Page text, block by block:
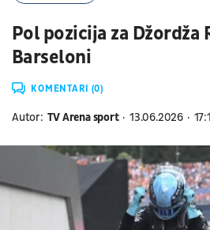
Pol pozicija za Džordža
Barseloni
KOMENTARI (0)
Autor: TV Arena sport 13.06.2026